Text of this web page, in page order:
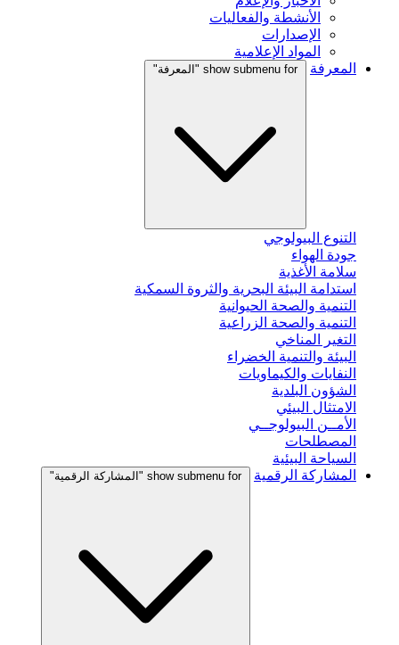
الأنشطة والفعاليات
الإصدارات
المواد الإعلامية
المعرفة
show submenu for "المعرفة"
التنوع البيولوجي
جودة الهواء
سلامة الأغذية
استدامة البيئة البحرية والثروة السمكية
التنمية والصحة الحيوانية
التنمية والصحة الزراعية
التغير المناخي
البيئة والتنمية الخضراء
النفايات والكيماويات
الشؤون البلدية
الامتثال البيئي
الأمــن البيولوجــي
المصطلحات
السياحة البيئية
المشاركة الرقمية
show submenu for "المشاركة الرقمية"